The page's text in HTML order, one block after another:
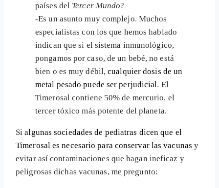
países del Tercer Mundo?
-Es un asunto muy complejo. Muchos
especialistas con los que hemos hablado
indican que si el sistema inmunológico,
pongamos por caso, de un bebé, no está
bien o es muy débil,cualquier dosis de un
metal pesado puede ser perjudicial. El
Timerosal contiene 50% de mercurio, el
tercer tóxico más potente del planeta.
Sialgunas sociedades de pediatras dicen que el
Timerosal es necesario para conservar las vacunas y
evitar así contaminaciones que hagan ineficaz y
peligrosas dichas vacunas, me pregunto: